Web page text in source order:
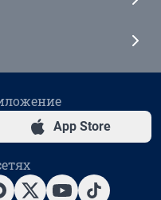
App Store